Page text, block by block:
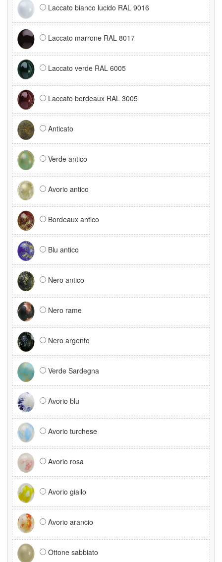
Laccato bianco lucido RAL 9016
Laccato marrone RAL 8017
Laccato verde RAL 6005
Laccato bordeaux RAL 3005
Anticato
Verde antico
Avorio antico
Bordeaux antico
Blu antico
Nero antico
Nero rame
Nero argento
Verde Sardegna
Avorio blu
Avorio turchese
Avorio rosa
Avorio giallo
Avorio arancio
Ottone sabbiato